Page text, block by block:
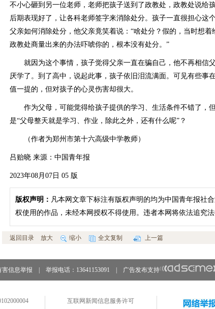
不小心砸到另一位老师，老师把孩子送到了政教处，政教处说给
后期表现好了，让各科老师签字来消除处分。孩子一直很担心这
父亲如何消除处分，他父亲竟笑着说：“啥处分？假的，当时想着
政教处商量出来的办法吓唬你的，根本没有处分。”
就因为这个事情，孩子觉得父亲一直在骗自己，他不再相信
厌学了。到了高中，说起此事，孩子依旧泪流满面。可见有些事
值一提的，但对孩子的心灵伤害却很大。
作为父母，可能觉得给孩子提供的学习、生活条件不错了，
是“父母整天就是学习、作业，除此之外，还有什么呢”？
（作者为郑州市第十六高级中学教师）
吕贻晓 来源：中国青年报
2023年08月07日 05 版
版权声明： 凡本网文章下标注有版权声明的均为中国青年报社
权使用的作品，未经本网授权不得使用。违者本网将依法追究法
返回目录 放大 缩小 全文复制 上一篇
害信息举报 举报电话：13641153091 广告发布支持
互联网新闻信息服务许可